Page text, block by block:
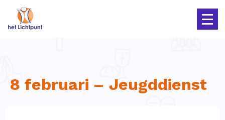
8 februari – Jeugddienst